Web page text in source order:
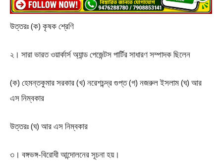
উত্তরঃ (ক) কৃষক শ্রেণি
২। সারা ভারত ওয়ার্কার্স অ্যান্ড পেজেন্টস পার্টির সাধারণ সম্পাদক ছিলেন
(ক) হেমন্তকুমার সরকার (খ) নরেশচন্দ্র গুপ্ত (গ) নজরুল ইসলাম (ঘ) আর
এস নিম্বকার
উত্তরঃ (ঘ) আর এস নিম্বকার
৩। বঙ্গভঙ্গ-বিরোধী আন্দোলনের সূচনা হয়।